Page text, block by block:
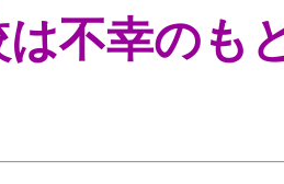
不幸のも